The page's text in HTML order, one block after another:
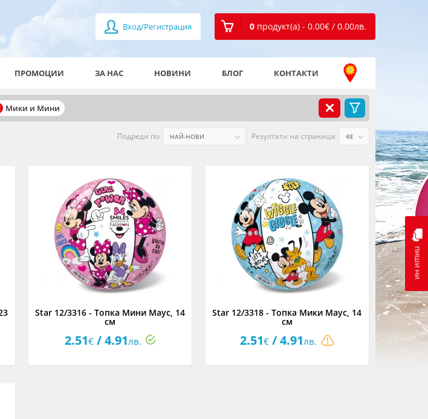
Вход/Регистрация 0 продукт(а) - 0.00€ / 0.00лв.
пиши ни
ПРОМОЦИИ ЗА НАС НОВИНИ БЛОГ КОНТАКТИ
Мики и Мини
Подреди по: Резултати на страница:
Star 12/3316 - Топка Мини Mаус, 14
см
2.51€/ 4.91лв.
Star 12/3318 - Топка Мики Маус, 14
см
2.51€/ 4.91лв.